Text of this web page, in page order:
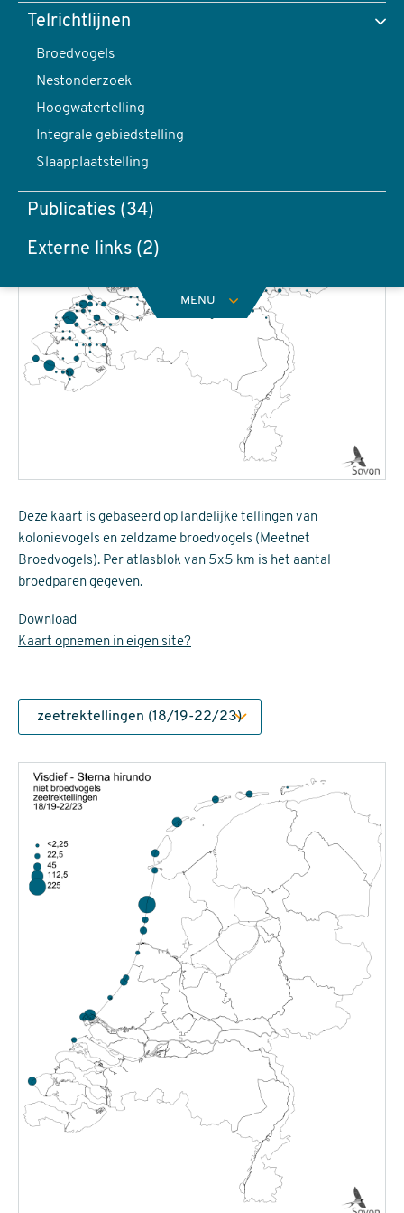
Telrichtlijnen
Broedvogels
Nestonderzoek
Hoogwatertelling
Integrale gebiedstelling
Slaapplaatstelling
Publicaties (34)
Externe links (2)
MENU
Deze kaart is gebaseerd op landelijke tellingen van
kolonievogels en zeldzame broedvogels (Meetnet
Broedvogels). Per atlasblok van 5x5 km is het aantal
broedparen gegeven.
Download
Kaart opnemen in eigen site?